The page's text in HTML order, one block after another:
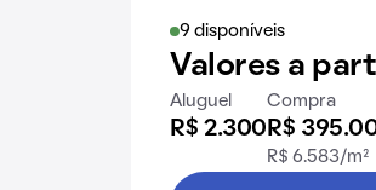
9 disponíveis
Valores a
Aluguel
R$ 2.300
Compra
R$
R$ 6.583/m²